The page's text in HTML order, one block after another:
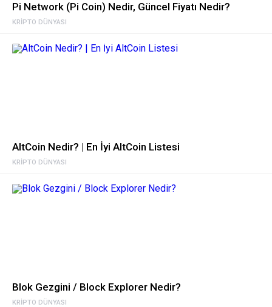
KRIPTO DÜNYASI
Pi Network (Pi Coin) Nedir, Güncel Fiyatı Nedir?
KRIPTO DÜNYASI
AltCoin Nedir? | En İyi AltCoin Listesi
KRIPTO DÜNYASI
Blok Gezgini / Block Explorer Nedir?